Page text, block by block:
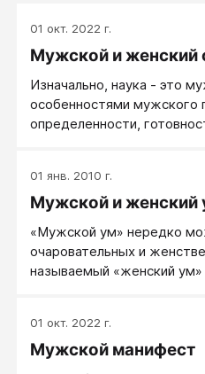
01 окт. 2022 г.
Мужской и женский
Изначально, наука - это
особенностями мужского
определенности,
крайней мере в области
представлен и женский
01 янв. 2010 г.
Мужской и женский
«Мужской ум» нередко
очаровательных и
называемый «женский
01 окт. 2022 г.
Мужской манифест